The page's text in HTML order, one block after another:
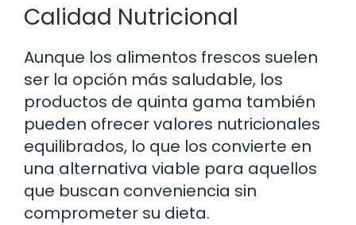
Calidad Nutricional
Aunque los alimentos frescos suelen
ser la opción más saludable, los
productos de quinta gama también
pueden ofrecer valores nutricionales
equilibrados, lo que los convierte en
una alternativa viable para aquellos
que buscan conveniencia sin
comprometer su dieta.